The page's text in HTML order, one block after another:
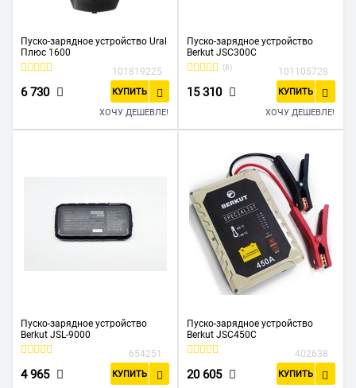
Пуско-зарядное устройство Ural
Плюс 1600
101819225
6 730 КУПИТЬ
ХОЧУ ДЕШЕВЛЕ!
Пуско-зарядное устройство
Berkut JSC300C
(8) 101105728
15 310 КУПИТЬ
ХОЧУ ДЕШЕВЛЕ!
Пуско-зарядное устройство
Berkut JSL-9000
654251
4 965 КУПИТЬ
Пуско-зарядное устройство
Berkut JSC450С
402638
20 605 КУПИТЬ